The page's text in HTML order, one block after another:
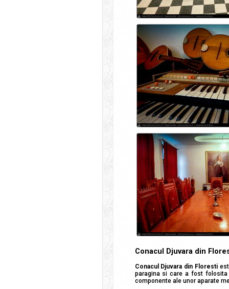
Conacul Djuvara din
Conacul Djuvara din Floresti
paragina si care a fost
componente ale unor aparate